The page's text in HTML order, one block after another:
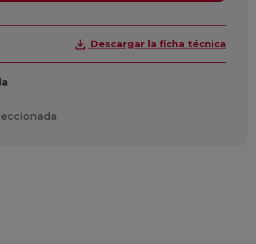
Descargar la ficha técnica